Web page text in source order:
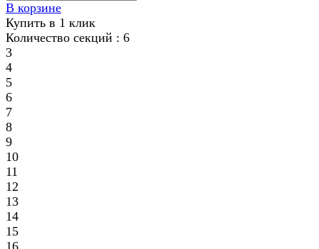
В корзине
Купить в 1 клик
Количество секций : 6
3
4
5
6
7
8
9
10
11
12
13
14
15